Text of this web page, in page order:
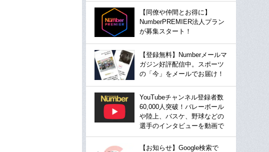
【同僚や仲間とお得に】
NumberPREMIER法人プラン
が募集スタート！
【登録無料】Numberメールマ
ガジン好評配信中。スポーツ
の「今」をメールでお届け！
YouTubeチャンネル登録者数
60,000人突破！バレーボール
や陸上、バスケ、野球などの
選手のインタビューを動画で
【お知らせ】Google検索で